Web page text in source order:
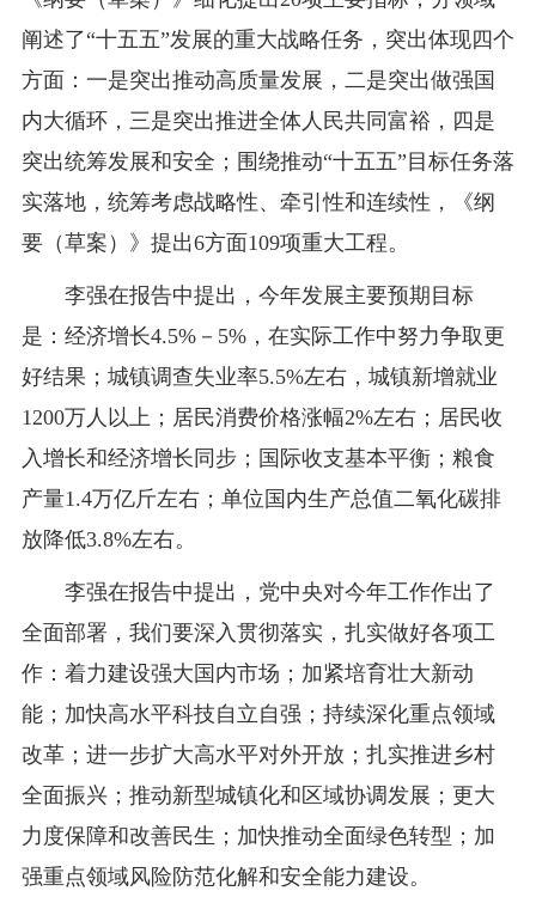
阐述了“十五五”发展的重大战略任务，突出体现四个
方面：一是突出推动高质量发展，二是突出做强国
内大循环，三是突出推进全体人民共同富裕，四是
突出统筹发展和安全；围绕推动“十五五”目标任务落
实落地，统筹考虑战略性、牵引性和连续性，《纲
要（草案）》提出6方面109项重大工程。
李强在报告中提出，今年发展主要预期目标
是：经济增长4.5%－5%，在实际工作中努力争取更
好结果；城镇调查失业率5.5%左右，城镇新增就业
1200万人以上；居民消费价格涨幅2%左右；居民收
入增长和经济增长同步；国际收支基本平衡；粮食
产量1.4万亿斤左右；单位国内生产总值二氧化碳排
放降低3.8%左右。
李强在报告中提出，党中央对今年工作作出了
全面部署，我们要深入贯彻落实，扎实做好各项工
作：着力建设强大国内市场；加紧培育壮大新动
能；加快高水平科技自立自强；持续深化重点领域
改革；进一步扩大高水平对外开放；扎实推进乡村
全面振兴；推动新型城镇化和区域协调发展；更大
力度保障和改善民生；加快推动全面绿色转型；加
强重点领域风险防范化解和安全能力建设。